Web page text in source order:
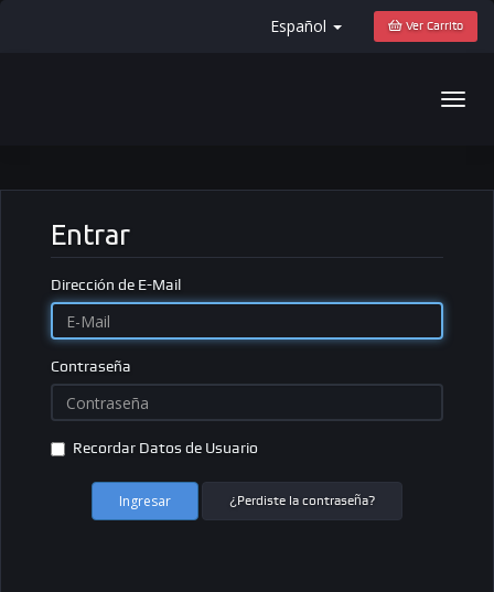
Español Ver Carrito
Entrar
Dirección de E-Mail
Contraseña
Recordar Datos de Usuario
¿Perdiste la contraseña?